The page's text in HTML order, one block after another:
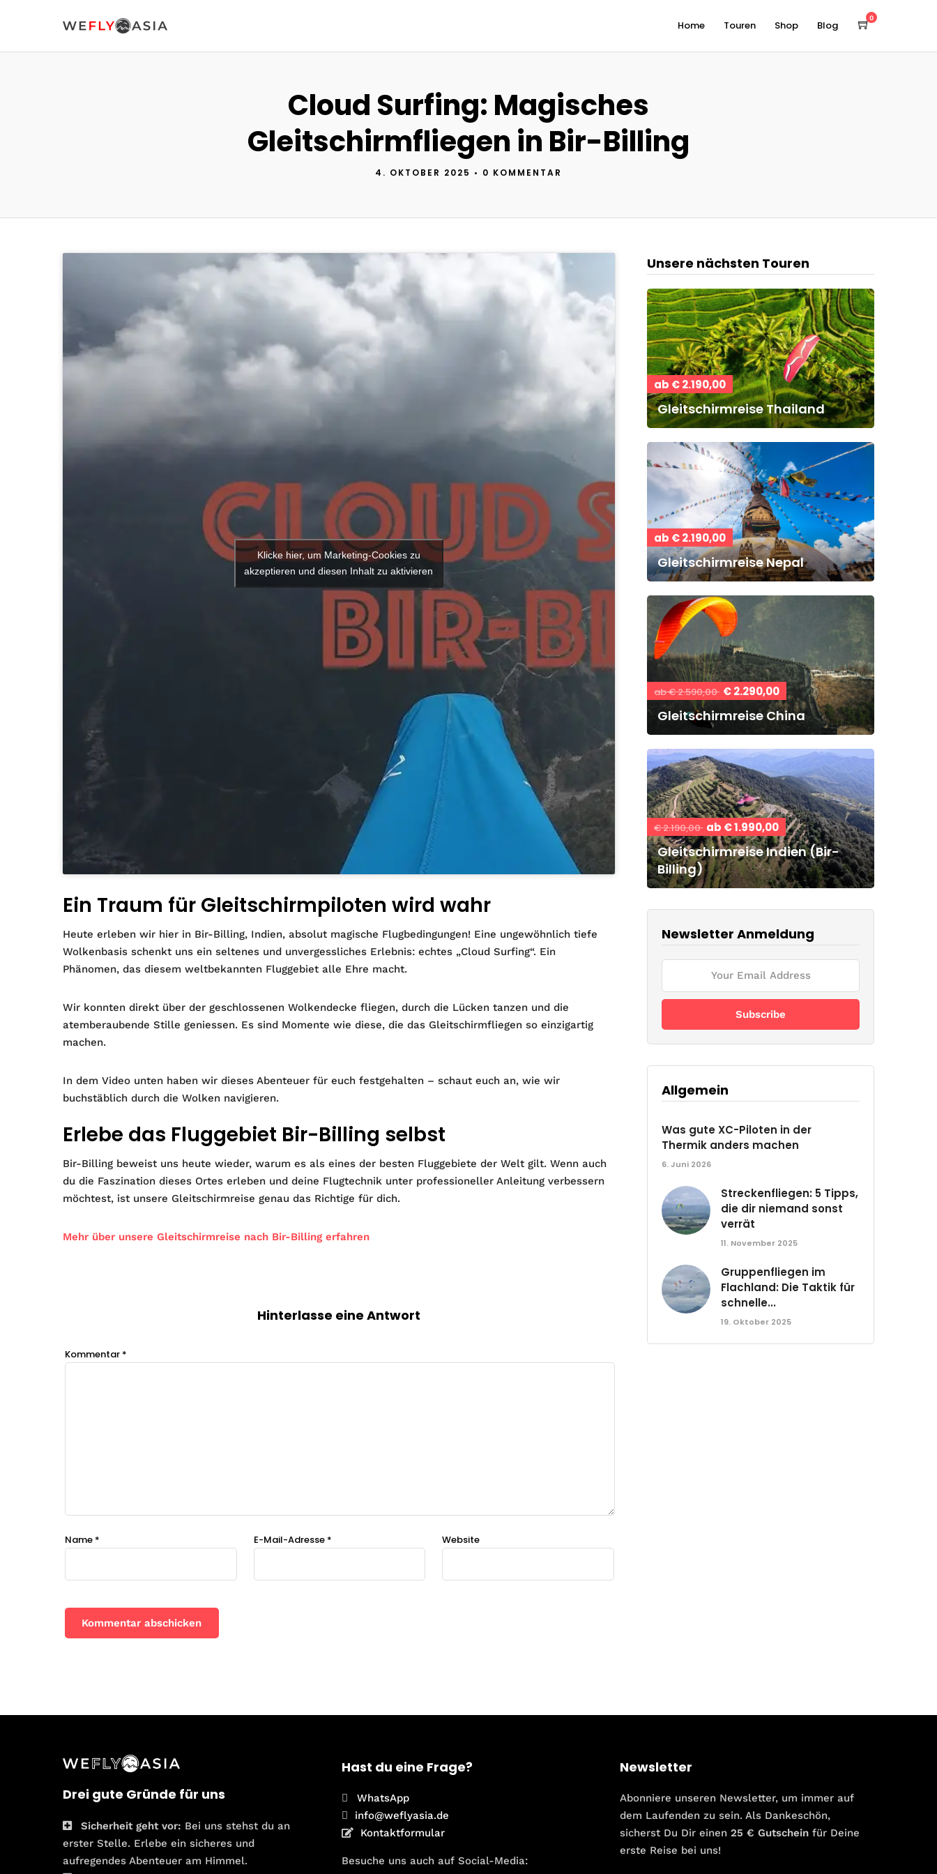
Home Touren Shop Blog
0
Cloud Surfing: Magisches
Gleitschirmfliegen in Bir-Billing
4. OKTOBER 2025 • 0 KOMMENTAR
Klicke hier, um Marketing-Cookies zu
akzeptieren und diesen Inhalt zu aktivieren
Ein Traum für Gleitschirmpiloten wird wahr
Heute erleben wir hier in Bir-Billing, Indien, absolut magische Flugbedingungen! Eine ungewöhnlich tiefe
Wolkenbasis schenkt uns ein seltenes und unvergessliches Erlebnis: echtes „Cloud Surfing“. Ein
Phänomen, das diesem weltbekannten Fluggebiet alle Ehre macht.
Wir konnten direkt über der geschlossenen Wolkendecke fliegen, durch die Lücken tanzen und die
atemberaubende Stille geniessen. Es sind Momente wie diese, die das Gleitschirmfliegen so einzigartig
machen.
In dem Video unten haben wir dieses Abenteuer für euch festgehalten – schaut euch an, wie wir
buchstäblich durch die Wolken navigieren.
Erlebe das Fluggebiet Bir-Billing selbst
Bir-Billing beweist uns heute wieder, warum es als eines der besten Fluggebiete der Welt gilt. Wenn auch
du die Faszination dieses Ortes erleben und deine Flugtechnik unter professioneller Anleitung verbessern
möchtest, ist unsere Gleitschirmreise genau das Richtige für dich.
Mehr über unsere Gleitschirmreise nach Bir-Billing erfahren
Hinterlasse eine Antwort
Kommentar *
Name * E-Mail-Adresse * Website
Unsere nächsten Touren
ab € 2.190,00
Gleitschirmreise Thailand
ab € 2.190,00
Gleitschirmreise Nepal
ab € 2.590,00 € 2.290,00
Gleitschirmreise China
€ 2.190,00 ab € 1.990,00
Gleitschirmreise Indien (Bir-
Billing)
Newsletter Anmeldung
Allgemein
Was gute XC-Piloten in der
Thermik anders machen
6. Juni 2026
Streckenfliegen: 5 Tipps,
die dir niemand sonst
verrät
11. November 2025
Gruppenfliegen im
Flachland: Die Taktik für
schnelle...
19. Oktober 2025
Drei gute Gründe für uns
Sicherheit geht vor: Bei uns stehst du an
erster Stelle. Erlebe ein sicheres und
aufregendes Abenteuer am Himmel.
Hast du eine Frage?
WhatsApp
info@weflyasia.de
Kontaktformular
Besuche uns auch auf Social-Media:
Newsletter
Abonniere unseren Newsletter, um immer auf
dem Laufenden zu sein. Als Dankeschön,
sicherst Du Dir einen25 € Gutschein für Deine
erste Reise bei uns!